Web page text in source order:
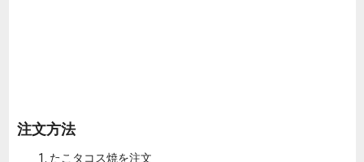
注文方法
たこタコス焼を注文